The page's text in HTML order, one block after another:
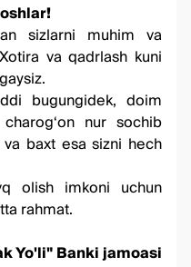
sizlarni muhim va
va qadrlash kuni
.
bugungidek, doim
nur sochib
baxt esa sizni hech
olish imkoni uchun
rahmat.
Yo'li" Banki jamoasi